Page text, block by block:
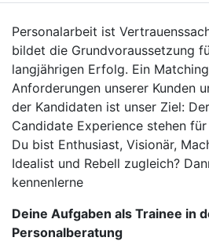
Personalarbeit ist
bildet die Grundvoraussetzung
langjährigen Erfolg. Ein
Anforderungen unserer Kunden
der Kandidaten ist unser Ziel:
Candidate Experience stehen
Du bist Enthusiast, Visionär,
Idealist und Rebell zugleich?
kennenlerne
Deine Aufgaben als Trainee in
Personalberatung